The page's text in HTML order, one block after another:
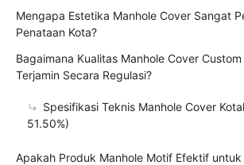
Mengapa Estetika Manhole Cover Sangat
Penataan Kota?
Bagaimana Kualitas Manhole Cover
Terjamin Secara Regulasi?
Spesifikasi Teknis Manhole Cover
51.50%)
Apakah Produk Manhole Motif Efektif untuk